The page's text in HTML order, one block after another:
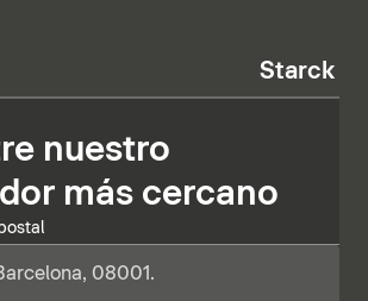
Starck T
nuestro
más cercano